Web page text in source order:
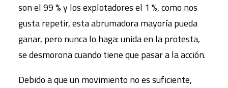
son el 99 % y los explotadores el 1 %, como nos
gusta repetir, esta abrumadora mayoría pueda
ganar, pero nunca lo haga: unida en la protesta,
se desmorona cuando tiene que pasar a la acción.
Debido a que un movimiento no es suficiente,